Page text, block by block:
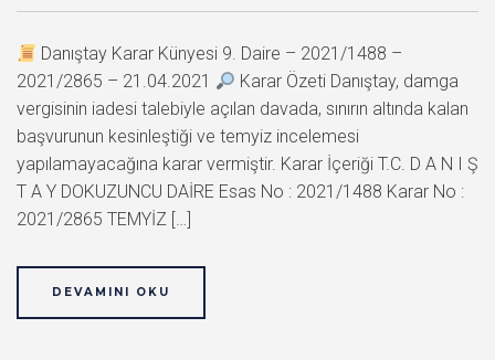
Danıştay Karar Künyesi 9. Daire – 2021/1488 –
2021/2865 – 21.04.2021
Karar Özeti Danıştay, damga
vergisinin iadesi talebiyle açılan davada, sınırın altında kalan
başvurunun kesinleştiği ve temyiz incelemesi
yapılamayacağına karar vermiştir. Karar İçeriği T.C. D A N I Ş
T A Y DOKUZUNCU DAİRE Esas No : 2021/1488 Karar No :
2021/2865 TEMYİZ […]
DEVAMINI OKU